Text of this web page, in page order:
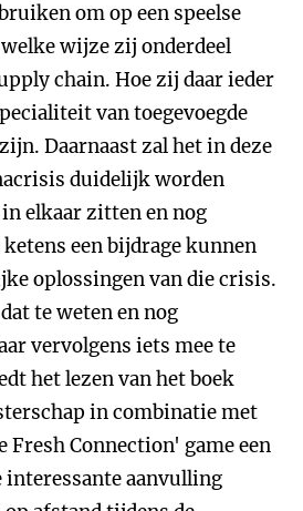
om op een speelse
wijze zij onderdeel
chain. Hoe zij daar ieder
van toegevoegde
Daarnaast zal het in deze
duidelijk worden
elkaar zitten en nog
een bijdrage kunnen
oplossingen van die crisis.
te weten en nog
vervolgens iets mee te
het lezen van het boek
in combinatie met
Fresh Connection' game een
interessante aanvulling